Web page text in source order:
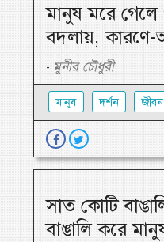
মানুষ মরে
বদলায়,
- মুনীর চৌধুরী
মানুষ দর্শন জীবন
সাত কোটি
বাঙালি করে